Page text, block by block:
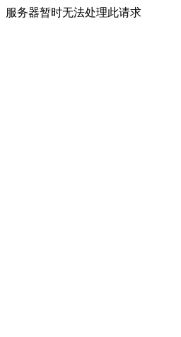
服务器暂时无法处理此请求